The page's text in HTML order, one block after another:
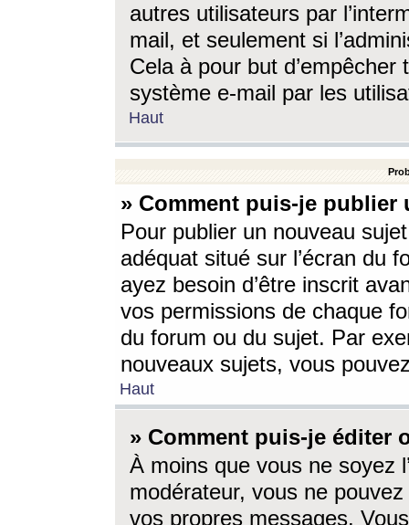
autres utilisateurs par
mail, et seulement si
Cela à pour but
système e-mail par les
Haut
» Comment puis-je
Pour publier un nouveau
adéquat situé sur l’écran du
ayez besoin d’être inscrit
vos permissions de chaque
du forum ou du sujet. Par
nouveaux sujets, vous
Haut
» Comment puis-je éditer
À moins que vous ne soyez
modérateur, vous ne
vos propres messages.